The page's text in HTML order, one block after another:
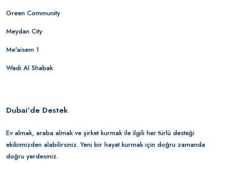
Green Community
Meydan City
Me'aisem 1
Wadi Al Shabak
Dubai'de Destek
Ev almak, araba almak ve şirket kurmak ile ilgili her türlü desteği
ekibimizden alabilirsiniz. Yeni bir hayat kurmak için doğru zamanda
doğru yerdesiniz.